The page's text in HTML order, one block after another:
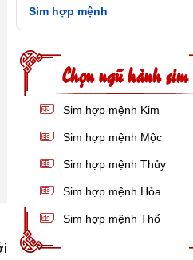
Sim hợp mệnh
Chọn ngũ hành sim
Sim hợp mệnh Kim
Sim hợp mệnh Mộc
Sim hợp mệnh Thủy
Sim hợp mệnh Hỏa
Sim hợp mệnh Thổ